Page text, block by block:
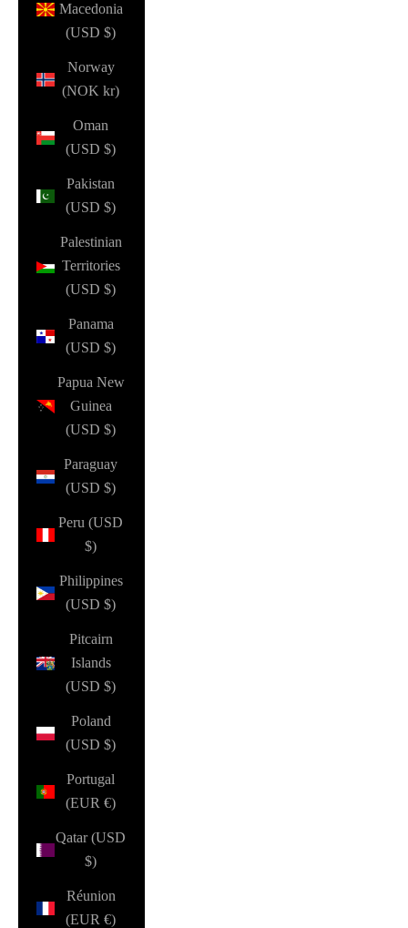
Macedonia
(USD $)
Norway
(NOK kr)
Oman
(USD $)
Pakistan
(USD $)
Palestinian
Territories
(USD $)
Panama
(USD $)
Papua New
Guinea
(USD $)
Paraguay
(USD $)
Peru (USD
$)
Philippines
(USD $)
Pitcairn
Islands
(USD $)
Poland
(USD $)
Portugal
(EUR €)
Qatar (USD
$)
Réunion
(EUR €)